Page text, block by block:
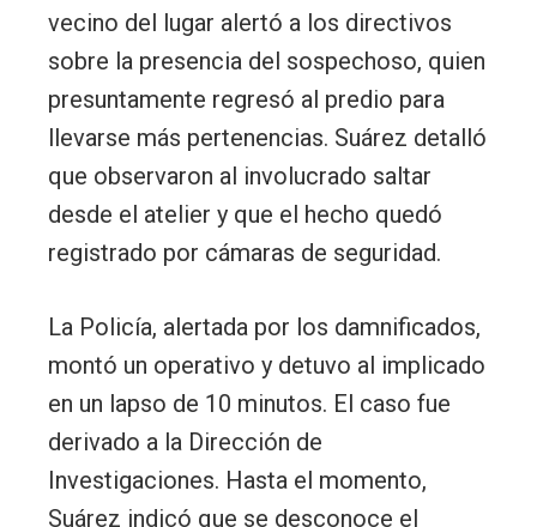
vecino del lugar alertó a los directivos
sobre la presencia del sospechoso, quien
presuntamente regresó al predio para
llevarse más pertenencias. Suárez detalló
que observaron al involucrado saltar
desde el atelier y que el hecho quedó
registrado por cámaras de seguridad.
La Policía, alertada por los damnificados,
montó un operativo y detuvo al implicado
en un lapso de 10 minutos. El caso fue
derivado a la Dirección de
Investigaciones. Hasta el momento,
Suárez indicó que se desconoce el